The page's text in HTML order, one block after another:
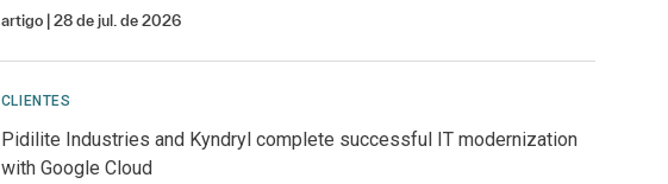
artigo 28 de jul. de 2026
CLIENTES
Pidilite Industries and Kyndryl complete successful IT modernization
with Google Cloud